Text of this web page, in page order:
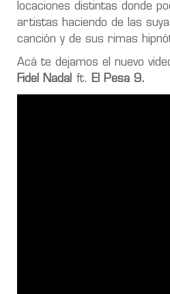
locaciones distintas donde
artistas haciendo de las
canción y de sus rimas
Acá te dejamos el nuevo
Fidel Nadal
ft. El Pesa 9.